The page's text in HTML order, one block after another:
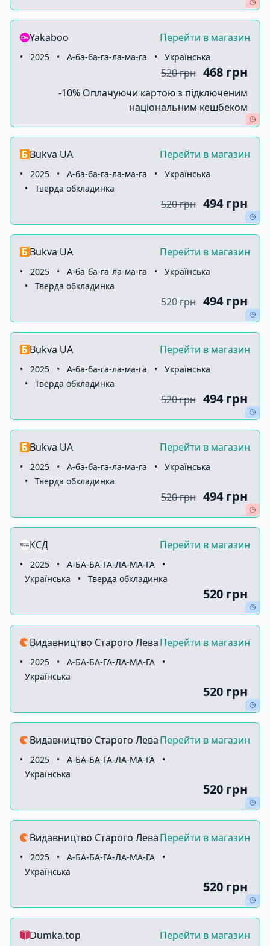
Yakaboo Перейти в магазин
• 2025 • А-ба-ба-га-ла-ма-га • Українська
520 грн 468 грн
-10% Оплачуючи картою з підключеним
національним кешбеком
Bukva UA Перейти в магазин
• 2025 • А-ба-ба-га-ла-ма-га •
Українська
•
Тверда обкладинка
520 грн 494 грн
Bukva UA Перейти в магазин
• 2025 • А-ба-ба-га-ла-ма-га •
Українська
•
Тверда обкладинка
520 грн 494 грн
Bukva UA Перейти в магазин
• 2025 • А-ба-ба-га-ла-ма-га •
Українська
•
Тверда обкладинка
520 грн 494 грн
Bukva UA Перейти в магазин
• 2025 • А-ба-ба-га-ла-ма-га •
Українська
•
Тверда обкладинка
520 грн 494 грн
КСД Перейти в магазин
• 2025 • А-БА-БА-ГА-ЛА-МА-ГА
•
Українська
• Тверда обкладинка
520 грн
Видавництво Старого ЛеваПерейти в магазин
• 2025 • А-БА-БА-ГА-ЛА-МА-ГА
•
Українська
520 грн
Видавництво Старого ЛеваПерейти в магазин
• 2025 • А-БА-БА-ГА-ЛА-МА-ГА
•
Українська
520 грн
Видавництво Старого ЛеваПерейти в магазин
• 2025 • А-БА-БА-ГА-ЛА-МА-ГА
•
Українська
520 грн
Dumka.top Перейти в магазин